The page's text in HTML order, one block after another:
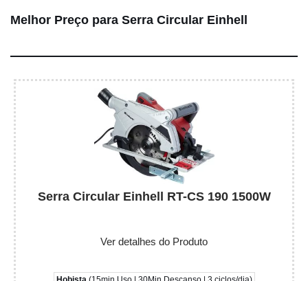
Melhor Preço para Serra Circular Einhell
Serra Circular Einhell RT-CS 190 1500W
Ver detalhes do Produto